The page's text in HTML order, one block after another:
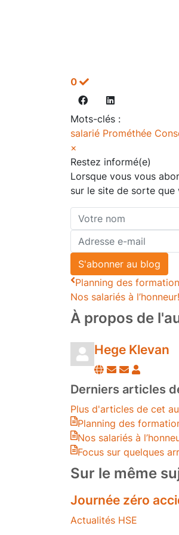
0
Mots-clés :
salarié Prométhée
×
Restez informé(e)
Lorsque vous vous
sur le site de sorte que
Votre
nom
Adresse
e-
mail
S'abonner au blog
Planning des
Nos salariés à l’honneur!
À propos de
Hege Klevan
Suivre
blogueur
Se
désabonner
des
de
l'auteur
Hege
Klevan
Derniers articles
Plus d'articles de cet
Planning des
Nos salariés à
Focus sur quelques
Sur le même
Journée zéro
Actualités HSE